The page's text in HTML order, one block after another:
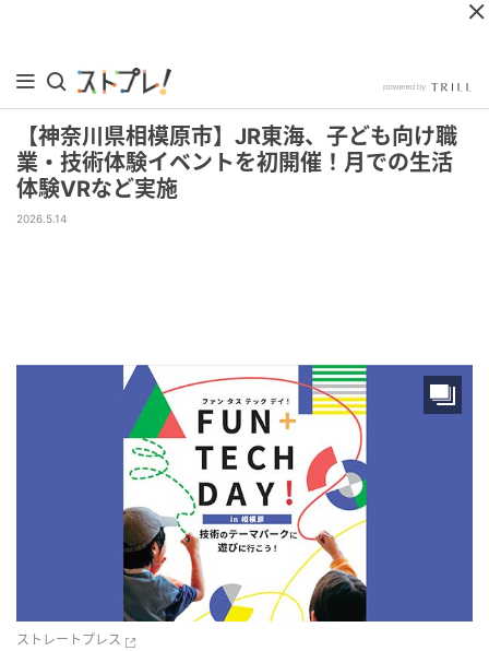
【神奈川県相模原市】JR東海、子ども向け職
業・技術体験イベントを初開催！月での生活
体験VRなど実施
2026.5.14
ストレートプレス